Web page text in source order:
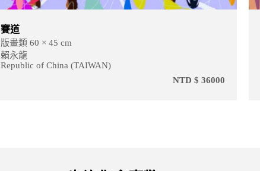
太魯閣蘭亭
版畫類 60 × 60 cm
賴永龍
Republic of China (TAIWAN)
NTD $ 36000